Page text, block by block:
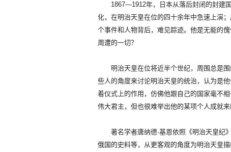
1867—1912年，日本从落后封闭的封建国
化，在明治天皇在位的四十余年中急速上演
个事件和人物背后，难见踪迹。他是无能的
周遭的一切？
明治天皇在位将近半个世纪，周围总是围
些人的角度来讨论明治天皇的统治，认为是
着仪式上的作用，仿佛他跟自己的国家毫不
伟大君主，但也很难举出他的某项个人成就来
著名学者唐纳德·基恩依照《明治天皇纪》
俄国的史料等，从更客观的角度为明治天皇